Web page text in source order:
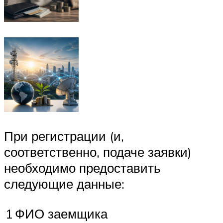
При регистрации (и,
соответственно, подаче заявки)
необходимо предоставить
следующие данные:
1 ФИО заемщика